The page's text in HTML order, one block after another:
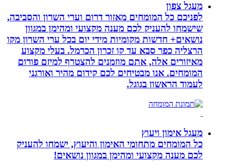
מעגל צפון
לפניכם כל המומחים מאזור דרום וערי השרון והסביבה,
שישמחו להעניק לכם מענה מקצועי ומהימן במגוון
נושאים+ חדשות מקומיות מידי יום בכל ערי השרון מקו
הרצליה כפר סבא עד קו זכרון הכרמל. בעלי מקצוע
מאיזורים אלה, אתם מוזמנים להצטרף למיזם פורום
המומחים. אנו מבטיחים לכם קידום מהיר ואורגני
לעמוד הראשון בגוגל.
מעגל אימון ויעוץ
כל המומחים מתחומי האימון והיעוץ, ישמחו להעניק
לכם מענה מקצועי ומהימן במגוון נושאים!